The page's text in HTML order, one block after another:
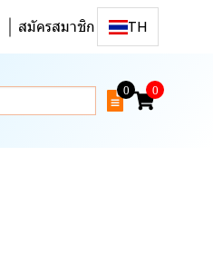
สมัครสมาชิก TH
0 0